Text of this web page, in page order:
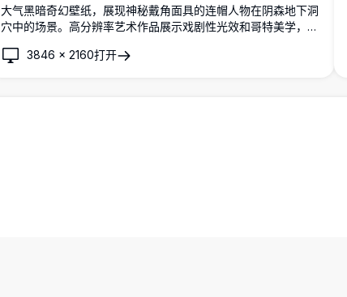
大气黑暗奇幻壁纸，展现神秘戴角面具的连帽人物在阴森地下洞
穴中的场景。高分辨率艺术作品展示戏剧性光效和哥特美学，完
3846 ×2160打开